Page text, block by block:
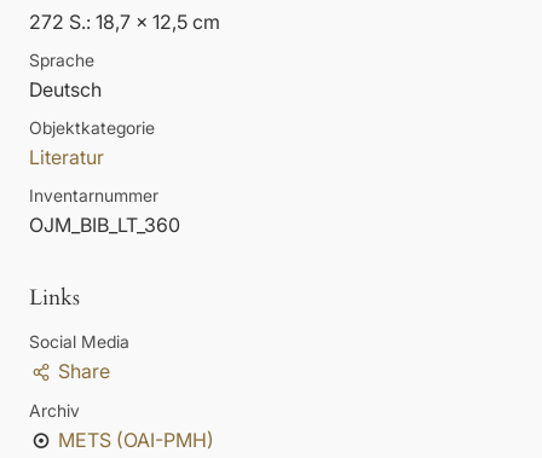
272 S.: 18,7 x 12,5 cm
Sprache
Deutsch
Objektkategorie
Literatur
Inventarnummer
OJM_BIB_LT_360
Links
Social Media
Share
Archiv
METS (OAI-PMH)